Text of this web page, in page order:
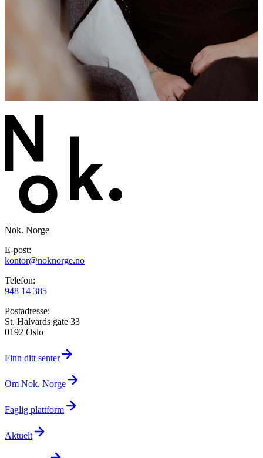
9 av 10 har fått det bedre etter kontakt med et Nok.-
Nok. Norge
E-post:
kontor@noknorge.no
Telefon:
948 14 385
Postadresse:
St. Halvards gate 33
0192 Oslo
Finn ditt senter
Om Nok. Norge
Faglig plattform
Aktuelt